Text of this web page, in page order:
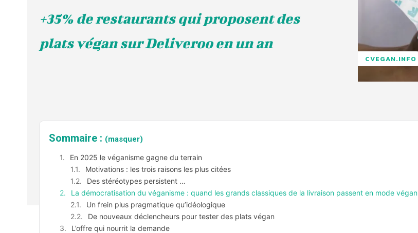
+35% de restaurants qui proposent des
plats végan sur Deliveroo en un an
CVEGAN.INFO
Sommaire : (masquer)
En 2025 le véganisme gagne du terrain
Motivations : les trois raisons les plus citées
Des stéréotypes persistent …
La démocratisation du véganisme : quand les grands classiques de la livraison passent en mode végan
Un frein plus pragmatique qu’idéologique
De nouveaux déclencheurs pour tester des plats végan
L’offre qui nourrit la demande